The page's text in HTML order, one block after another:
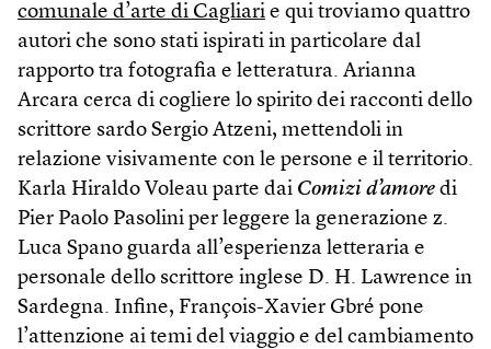
comunale d’arte di Cagliari e qui troviamo quattro
autori che sono stati ispirati in particolare dal
rapporto tra fotografia e letteratura. Arianna
Arcara cerca di cogliere lo spirito dei racconti dello
scrittore sardo Sergio Atzeni, mettendoli in
relazione visivamente con le persone e il territorio.
Karla Hiraldo Voleau parte dai Comizi d’amore di
Pier Paolo Pasolini per leggere la generazione z.
Luca Spano guarda all’esperienza letteraria e
personale dello scrittore inglese D. H. Lawrence in
Sardegna. Infine, François-Xavier Gbré pone
l’attenzione ai temi del viaggio e del cambiamento